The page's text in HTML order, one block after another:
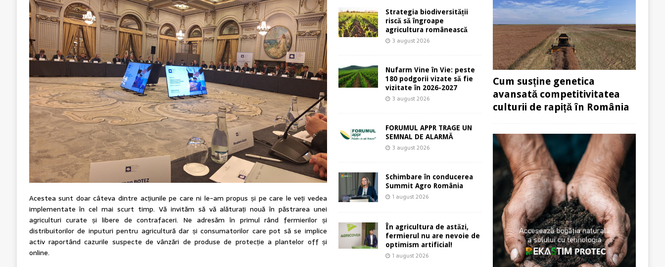
Acestea sunt doar câteva dintre acțiunile pe care ni le-am propus și pe care le veți vedea
implementate în cel mai scurt timp. Vă invităm să vă alăturați nouă în păstrarea unei
agriculturi curate și libere de contrafaceri. Ne adresăm în primul rând fermierilor și
distribuitorilor de inputuri pentru agricultură dar și consumatorilor care pot să se implice
activ raportând cazurile suspecte de vânzări de produse de protecție a plantelor off și
online.
Strategia biodiversității
riscă să îngroape
agricultura românească
3 august 2026
Nufarm Vine în Vie: peste
180 podgorii vizate să fie
vizitate în 2026-2027
3 august 2026
FORUMUL APPR TRAGE UN
SEMNAL DE ALARMĂ
3 august 2026
Schimbare în conducerea
Summit Agro România
1 august 2026
În agricultura de astăzi,
fermierul nu are nevoie de
optimism artificial!
1 august 2026
Cum susține genetica
avansată competitivitatea
culturii de rapiță în România